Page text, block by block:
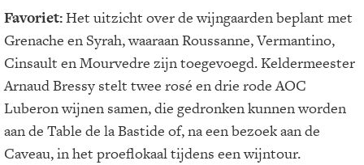
Favoriet:Het uitzicht over de wijngaarden beplant met
Grenache en Syrah, waaraan Roussanne, Vermantino,
Cinsault en Mourvedre zijn toegevoegd. Keldermeester
Arnaud Bressy stelt twee rosé en drie rode AOC
Luberon wijnen samen, die gedronken kunnen worden
aan de Table de la Bastide of, na een bezoek aan de
Caveau, in het proeflokaal tijdens een wijntour.